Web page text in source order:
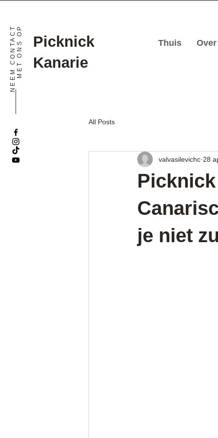
N
E
E
M
C
O
N
T
A
C
T
M
E
T
O
N
S
OP Thuis Over
Picknick
Kanarie
All Posts
je niet
valvasilevichc 28